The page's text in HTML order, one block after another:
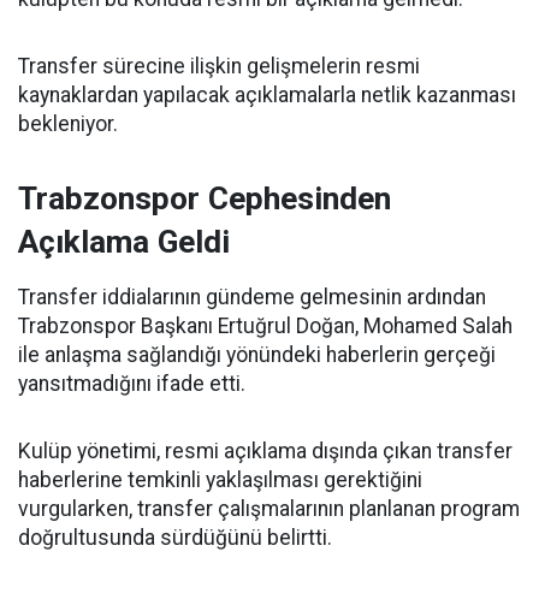
Transfer sürecine ilişkin gelişmelerin resmi
kaynaklardan yapılacak açıklamalarla netlik kazanması
bekleniyor.
Trabzonspor Cephesinden
Açıklama Geldi
Transfer iddialarının gündeme gelmesinin ardından
Trabzonspor Başkanı Ertuğrul Doğan, Mohamed Salah
ile anlaşma sağlandığı yönündeki haberlerin gerçeği
yansıtmadığını ifade etti.
Kulüp yönetimi, resmi açıklama dışında çıkan transfer
haberlerine temkinli yaklaşılması gerektiğini
vurgularken, transfer çalışmalarının planlanan program
doğrultusunda sürdüğünü belirtti.